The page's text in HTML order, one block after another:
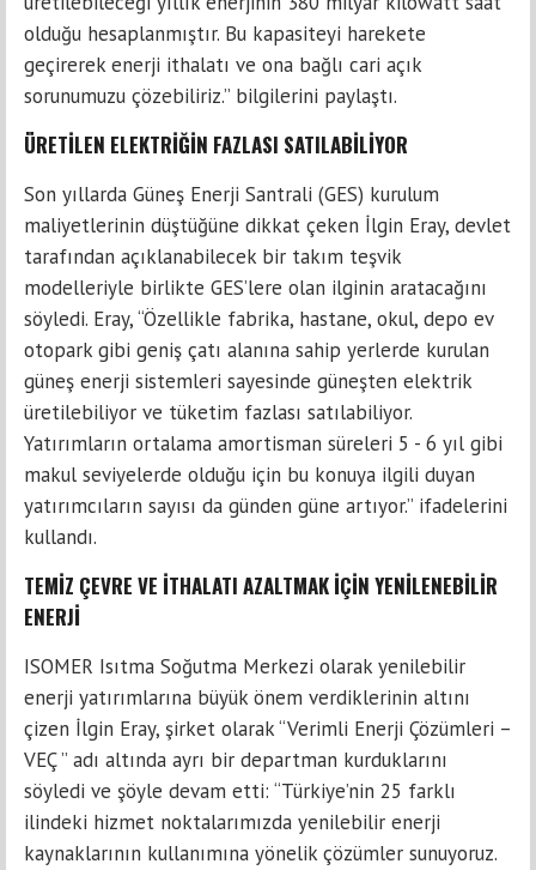
olduğu hesaplanmıştır. Bu kapasiteyi harekete
geçirerek enerji ithalatı ve ona bağlı cari açık
sorunumuzu çözebiliriz.” bilgilerini paylaştı.
ÜRETİLEN ELEKTRİĞİN FAZLASI SATILABİLİYOR
Son yıllarda Güneş Enerji Santrali (GES) kurulum
maliyetlerinin düştüğüne dikkat çeken İlgin Eray, devlet
tarafından açıklanabilecek bir takım teşvik
modelleriyle birlikte GES’lere olan ilginin aratacağını
söyledi. Eray, “Özellikle fabrika, hastane, okul, depo ev
otopark gibi geniş çatı alanına sahip yerlerde kurulan
güneş enerji sistemleri sayesinde güneşten elektrik
üretilebiliyor ve tüketim fazlası satılabiliyor.
Yatırımların ortalama amortisman süreleri 5 - 6 yıl gibi
makul seviyelerde olduğu için bu konuya ilgili duyan
yatırımcıların sayısı da günden güne artıyor.” ifadelerini
kullandı.
TEMİZ ÇEVRE VE İTHALATI AZALTMAK İÇİN YENİLENEBİLİR
ENERJİ
ISOMER Isıtma Soğutma Merkezi olarak yenilebilir
enerji yatırımlarına büyük önem verdiklerinin altını
çizen İlgin Eray, şirket olarak “Verimli Enerji Çözümleri –
VEÇ ” adı altında ayrı bir departman kurduklarını
söyledi ve şöyle devam etti: “Türkiye’nin 25 farklı
ilindeki hizmet noktalarımızda yenilebilir enerji
kaynaklarının kullanımına yönelik çözümler sunuyoruz.